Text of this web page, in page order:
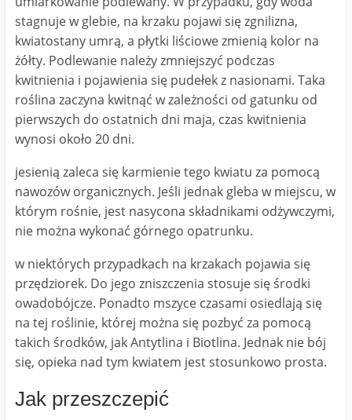
stagnuje w glebie, na krzaku pojawi się zgnilizna,
kwiatostany umrą, a płytki liściowe zmienią kolor na
żółty. Podlewanie należy zmniejszyć podczas
kwitnienia i pojawienia się pudełek z nasionami. Taka
roślina zaczyna kwitnąć w zależności od gatunku od
pierwszych do ostatnich dni maja, czas kwitnienia
wynosi około 20 dni.
jesienią zaleca się karmienie tego kwiatu za pomocą
nawozów organicznych. Jeśli jednak gleba w miejscu, w
którym rośnie, jest nasycona składnikami odżywczymi,
nie można wykonać górnego opatrunku.
w niektórych przypadkach na krzakach pojawia się
przędziorek. Do jego zniszczenia stosuje się środki
owadobójcze. Ponadto mszyce czasami osiedlają się
na tej roślinie, której można się pozbyć za pomocą
takich środków, jak Antytlina i Biotlina. Jednak nie bój
się, opieka nad tym kwiatem jest stosunkowo prosta.
Jak przeszczepić